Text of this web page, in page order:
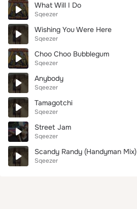
What Will I Do
Sqeezer
Wishing You Were Here
Sqeezer
Choo Choo Bubblegum
Sqeezer
Anybody
Sqeezer
Tamagotchi
Sqeezer
Street Jam
Sqeezer
Scandy Randy (Handyman Mix)
Sqeezer